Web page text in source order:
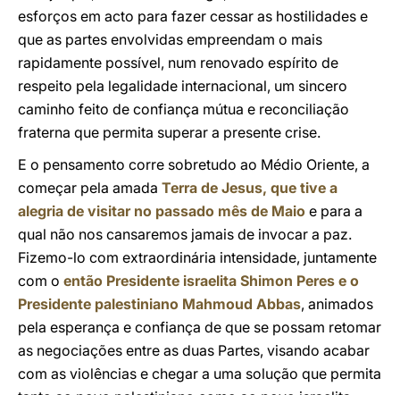
esforços em acto para fazer cessar as hostilidades e
que as partes envolvidas empreendam o mais
rapidamente possível, num renovado espírito de
respeito pela legalidade internacional, um sincero
caminho feito de confiança mútua e reconciliação
fraterna que permita superar a presente crise.
E o pensamento corre sobretudo ao Médio Oriente, a
começar pela amada Terra de Jesus, que tive a
alegria de visitar no passado mês de Maio e para a
qual não nos cansaremos jamais de invocar a paz.
Fizemo-lo com extraordinária intensidade, juntamente
com o então Presidente israelita Shimon Peres e o
Presidente palestiniano Mahmoud Abbas, animados
pela esperança e confiança de que se possam retomar
as negociações entre as duas Partes, visando acabar
com as violências e chegar a uma solução que permita